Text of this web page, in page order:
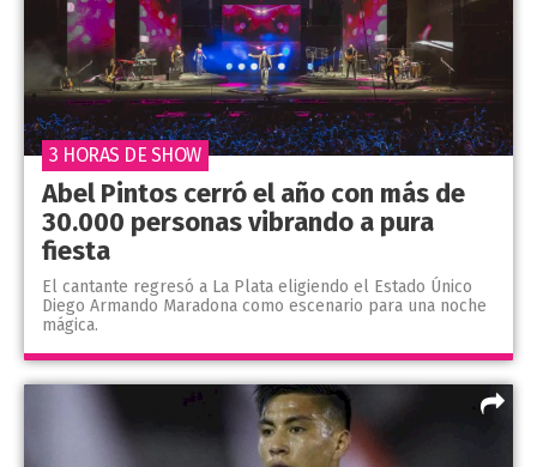
Abel Pintos cerró el año con más de
30.000 personas vibrando a pura
fiesta
El cantante regresó a La Plata eligiendo el Estado Único
Diego Armando Maradona como escenario para una noche
mágica.
3 HORAS DE SHOW